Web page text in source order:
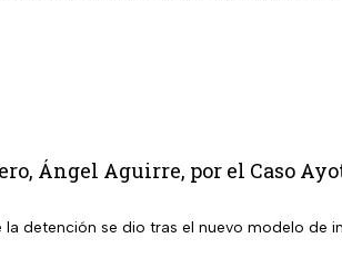
Ángel Aguirre, por el Caso
detención se dio tras el nuevo modelo de